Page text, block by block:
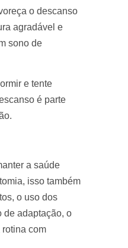
o descanso
agradável e
sono de
e tente
é parte
a saúde
isso também
o uso dos
de adaptação, o
rotina com